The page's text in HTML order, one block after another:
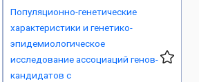
Популяционно-генетические
характеристики и генетико-
эпидемиологическое
исследование ассоциаций генов-
кандидатов с